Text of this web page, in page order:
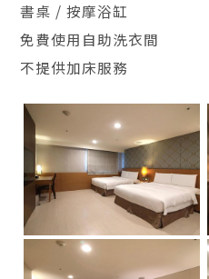
書桌 / 按摩浴缸
免費使用自助洗衣間
不提供加床服務